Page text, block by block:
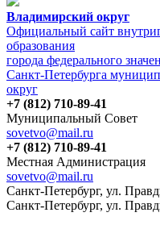
Владимирский округ
Официальный сайт
образования
города федерального
Санкт-Петербурга
округ
+7 (812) 710-89-41
Муниципальный Совет
sovetvo@mail.ru
+7 (812) 710-89-41
Местная Администрация
sovetvo@mail.ru
Санкт-Петербург, ул.
Санкт-Петербург, ул.